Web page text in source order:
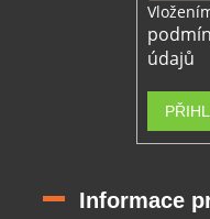
údajů
Informace